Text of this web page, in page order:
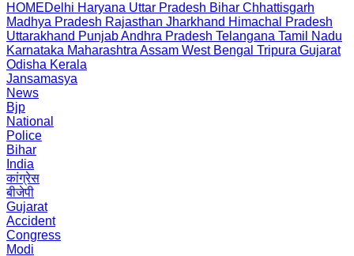
HOMEDelhi Haryana Uttar Pradesh Bihar Chhattisgarh
Madhya Pradesh Rajasthan Jharkhand Himachal Pradesh
Uttarakhand PunjabAndhra Pradesh Telangana Tamil Nadu
Karnataka Maharashtra Assam West Bengal Tripura Gujarat
Odisha Kerala
Jansamasya
News
Bjp
National
Police
Bihar
India
कांग्रेस
बीजेपी
Gujarat
Accident
Congress
Modi